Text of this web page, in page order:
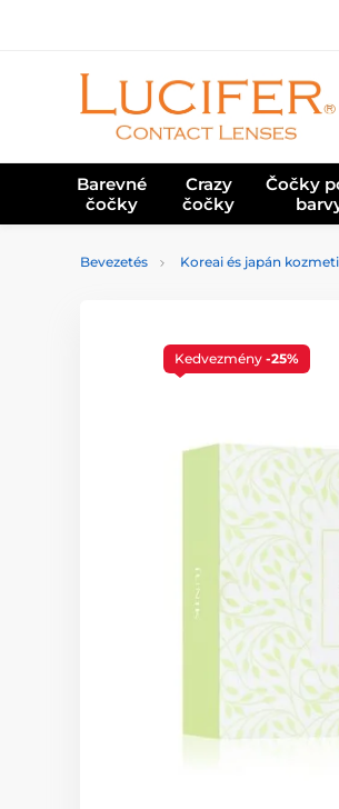
Barevné
čočky
Crazy
čočky
Čočky
Bevezetés Koreai és japán
Kedvezmény -25%